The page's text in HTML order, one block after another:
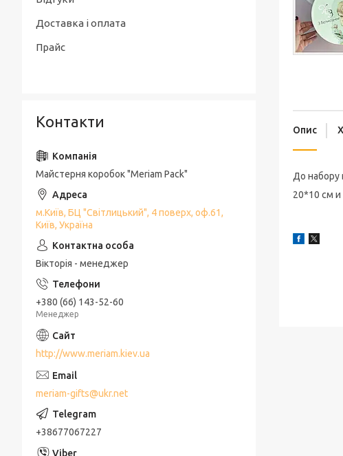
Опис
До набору
20*10 см
Доставка і оплата
Прайс
Контакти
Майстерня коробок "Meriam Pack"
м.Київ, БЦ "Світлицький", 4 поверх, оф.61,
Київ, Україна
Вікторія - менеджер
+380 (66) 143-52-60
Менеджер
http://www.meriam.kiev.ua
meriam-gifts@ukr.net
+38677067227